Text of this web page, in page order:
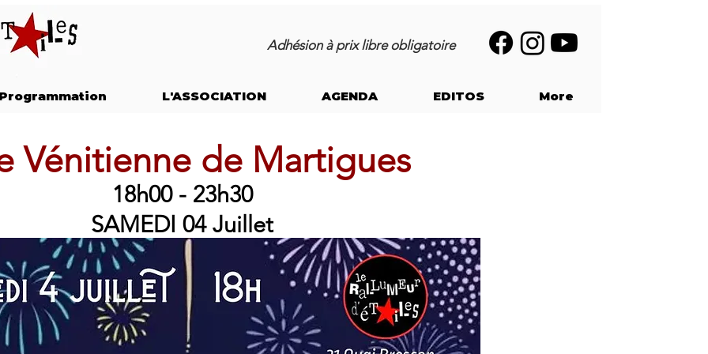
L'ASSOCIATION AGENDA EDITOS More
Adhésion à prix libre obligatoire
Vénitienne de Martigues
18h00 - 23h30
SAMEDI 04 Juillet